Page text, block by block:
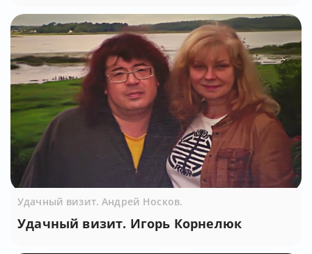
Удачный визит. Андрей Носков.
Удачный визит. Игорь Корнелюк